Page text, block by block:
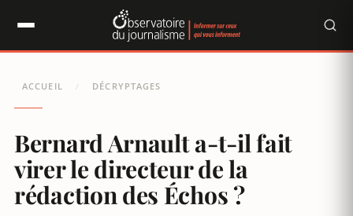
ACCUEIL / DÉCRYPTAGES
Bernard Arnault a-t-il fait
virer le directeur de la
rédaction des Échos ?
Panneau de gestion des cookies